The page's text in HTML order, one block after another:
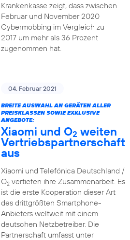
Krankenkasse zeigt, dass zwischen
Februar und November 2020
Cybermobbing im Vergleich zu
2017 um mehr als 36 Prozent
zugenommen hat.
04. Februar 2021
BREITE AUSWAHL AN GERÄTEN ALLER
PREISKLASSEN SOWIE EXKLUSIVE
ANGEBOTE:
Xiaomi und O2 weiten
Vertriebspartnerschaft
aus
Xiaomi und Telefónica Deutschland /
O2vertiefen ihre Zusammenarbeit. Es
ist die erste Kooperation dieser Art
des drittgrößten Smartphone-
Anbieters weltweit mit einem
deutschen Netzbetreiber. Die
Partnerschaft umfasst unter